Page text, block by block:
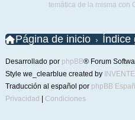
temática de la misma con
Página de inicio Índice
Desarrollado por phpBB® Forum
Style we_clearblue created by
Traducción al español por phpBB
Privacidad
Condiciones